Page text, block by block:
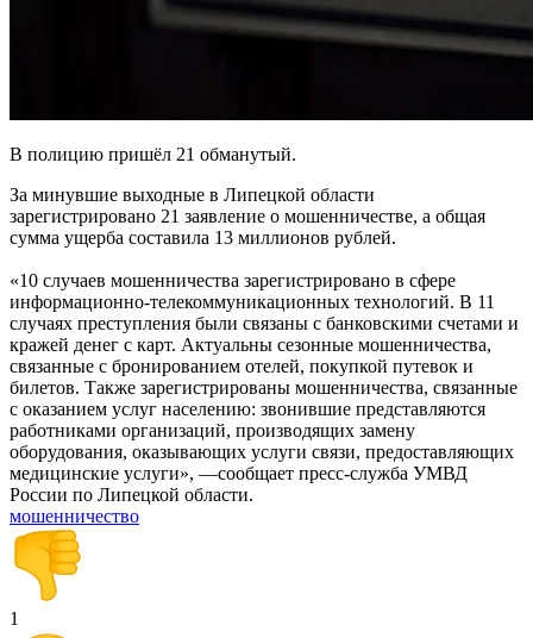
В полицию пришёл 21 обманутый.
За минувшие выходные в Липецкой области
зарегистрировано 21 заявление о мошенничестве, а общая
сумма ущерба составила 13 миллионов рублей.
«10 случаев мошенничества зарегистрировано в сфере
информационно-телекоммуникационных технологий. В 11
случаях преступления были связаны с банковскими счетами и
кражей денег с карт. Актуальны сезонные мошенничества,
связанные с бронированием отелей, покупкой путевок и
билетов. Также зарегистрированы мошенничества, связанные
с оказанием услуг населению: звонившие представляются
работниками организаций, производящих замену
оборудования, оказывающих услуги связи, предоставляющих
медицинские услуги», —сообщает пресс-служба УМВД
России по Липецкой области.
мошенничество
1